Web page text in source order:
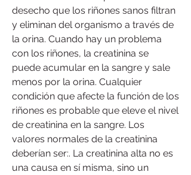
desecho que los riñones sanos filtran
y eliminan del organismo a través de
la orina. Cuando hay un problema
con los riñones, la creatinina se
puede acumular en la sangre y sale
menos por la orina. Cualquier
condición que afecte la función de los
riñones es probable que eleve el nivel
de creatinina en la sangre. Los
valores normales de la creatinina
deberían ser:. La creatinina alta no es
una causa en sí misma, sino un